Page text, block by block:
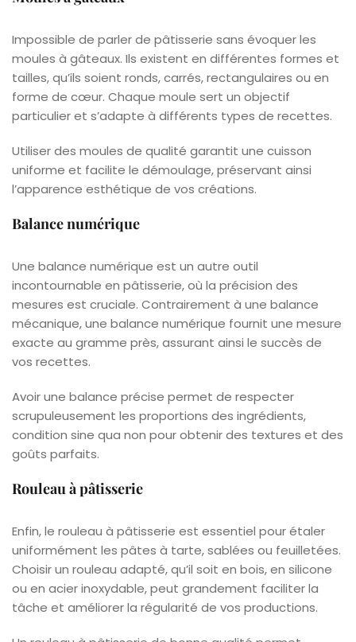
Impossible de parler de pâtisserie sans évoquer les
moules à gâteaux. Ils existent en différentes formes et
tailles, qu’ils soient ronds, carrés, rectangulaires ou en
forme de cœur. Chaque moule sert un objectif
particulier et s’adapte à différents types de recettes.
Utiliser des moules de qualité garantit une cuisson
uniforme et facilite le démoulage, préservant ainsi
l’apparence esthétique de vos créations.
Balance numérique
Une balance numérique est un autre outil
incontournable en pâtisserie, où la précision des
mesures est cruciale. Contrairement à une balance
mécanique, une balance numérique fournit une mesure
exacte au gramme près, assurant ainsi le succès de
vos recettes.
Avoir une balance précise permet de respecter
scrupuleusement les proportions des ingrédients,
condition sine qua non pour obtenir des textures et des
goûts parfaits.
Rouleau à pâtisserie
Enfin, le rouleau à pâtisserie est essentiel pour étaler
uniformément les pâtes à tarte, sablées ou feuilletées.
Choisir un rouleau adapté, qu’il soit en bois, en silicone
ou en acier inoxydable, peut grandement faciliter la
tâche et améliorer la régularité de vos productions.